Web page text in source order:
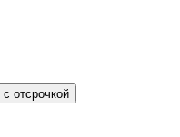
отсрочкой